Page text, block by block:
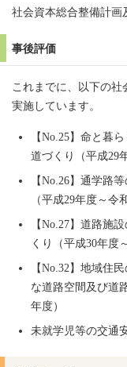
社会資本総合整備計画
事後評価
これまでに、以下の社
実施しています。
【No.25】命と暮
道づくり（平成29
【No.26】通学路
（平成29年度～令
【No.27】道路施
くり（平成30年度
【No.32】地域住
な道路空間及び道
年度）
未就学児等の交通